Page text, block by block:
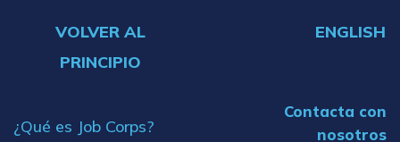
VOLVER AL
PRINCIPIO
ENGLISH
¿Qué es Job Corps?
Contacta con
nosotros